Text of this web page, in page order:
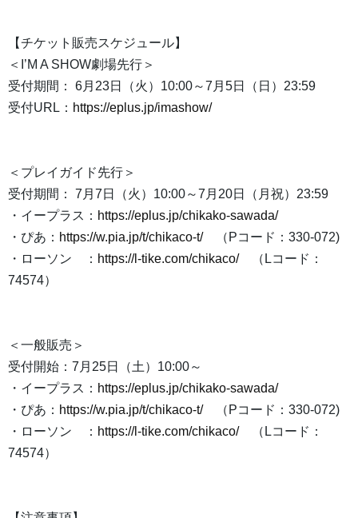
【チケット販売スケジュール】
＜I’M A SHOW劇場先行＞
受付期間： 6月23日（火）10:00～7月5日（日）23:59
受付URL： https://eplus.jp/imashow/
＜プレイガイド先行＞
受付期間： 7月7日（火）10:00～7月20日（月祝）23:59
・イープラス： https://eplus.jp/chikako-sawada/
・ぴあ： https://w.pia.jp/t/chikaco-t/（Pコード：330-072)
・ローソン ： https://l-tike.com/chikaco/（Lコード：
74574）
＜一般販売＞
受付開始：7月25日（土）10:00～
・イープラス： https://eplus.jp/chikako-sawada/
・ぴあ： https://w.pia.jp/t/chikaco-t/（Pコード：330-072)
・ローソン ： https://l-tike.com/chikaco/（Lコード：
74574）